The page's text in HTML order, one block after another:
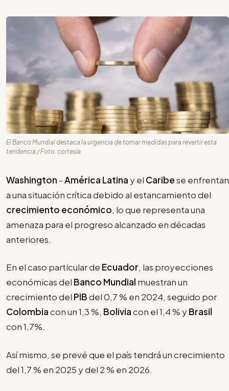
El Banco Mundial destaca la urgencia de tomar medidas para revertir esta
tendencia / Foto: cortesía
Washington -América Latina y el Caribese enfrentan
a una situación crítica debido al estancamiento del
crecimiento económico, lo que representa una
amenaza para el progreso alcanzado en décadas
anteriores.
En el caso particular de Ecuador, las proyecciones
económicas del Banco Mundial muestran un
crecimiento del PIBdel 0,7 % en 2024, seguido por
Colombiacon un 1,3 %, Boliviacon el 1,4 % yBrasil
con 1,7%.
Así mismo, se prevé que el país tendrá un crecimiento
del 1,7 % en 2025 y del 2 % en 2026.